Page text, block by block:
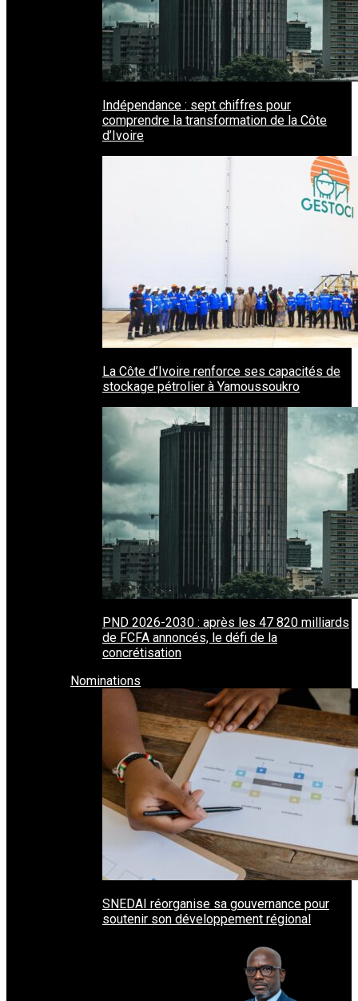
Indépendance : sept chiffres pour
comprendre la transformation de la Côte
d’Ivoire
La Côte d’Ivoire renforce ses capacités de
stockage pétrolier à Yamoussoukro
PND 2026-2030 : après les 47 820 milliards
de FCFA annoncés, le défi de la
concrétisation
Nominations
SNEDAI réorganise sa gouvernance pour
soutenir son développement régional